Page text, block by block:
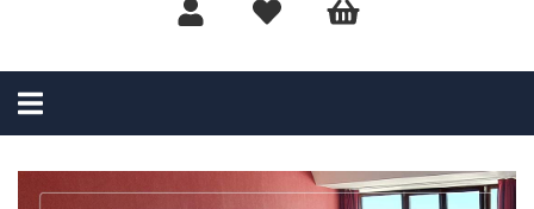
Toggle
navigation